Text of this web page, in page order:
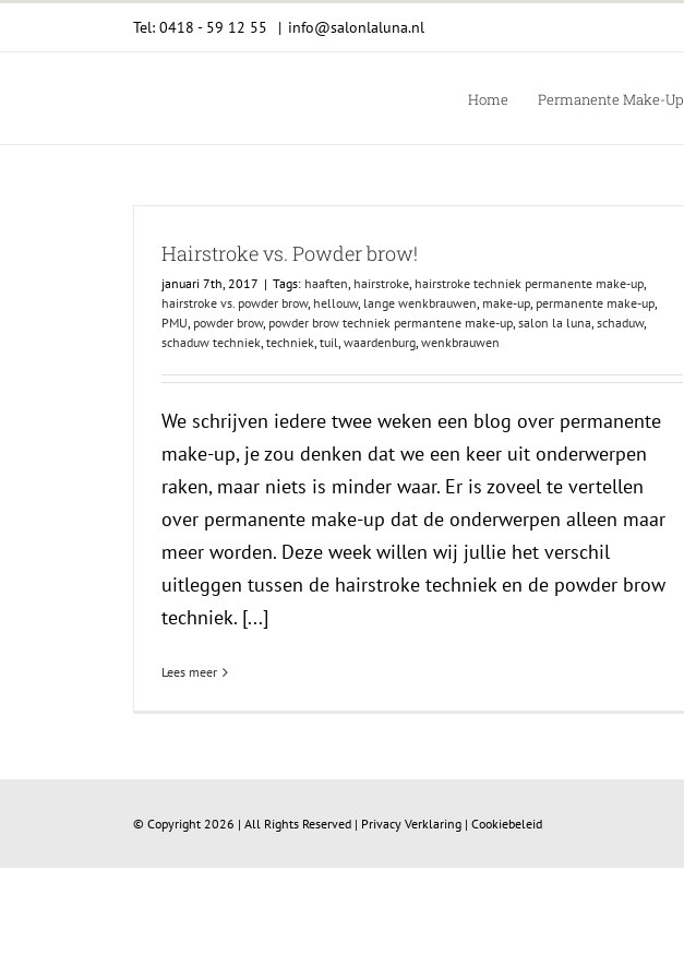
Tel: 0418 - 59 12 55 | info@salonlaluna.nl
Home Permanente Make-Up
Hairstroke vs. Powder brow!
januari 7th, 2017 | Tags: haaften, hairstroke, hairstroke techniek permanente make-up,
hairstroke vs. powder brow, hellouw, lange wenkbrauwen, make-up, permanente make-up,
PMU, powder brow, powder brow techniek permantene make-up, salon la luna, schaduw,
schaduw techniek, techniek, tuil, waardenburg, wenkbrauwen
We schrijven iedere twee weken een blog over permanente
make-up, je zou denken dat we een keer uit onderwerpen
raken, maar niets is minder waar. Er is zoveel te vertellen
over permanente make-up dat de onderwerpen alleen maar
meer worden. Deze week willen wij jullie het verschil
uitleggen tussen de hairstroke techniek en de powder brow
techniek. [...]
Lees meer
© Copyright 2026 | All Rights Reserved | Privacy Verklaring | Cookiebeleid